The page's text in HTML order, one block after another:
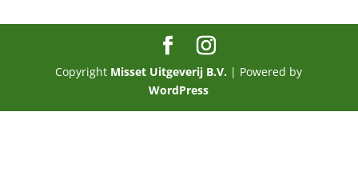
Copyright Misset Uitgeverij B.V. | Powered by
WordPress